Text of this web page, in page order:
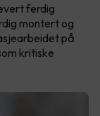
ferdig
montert og
på
kritiske